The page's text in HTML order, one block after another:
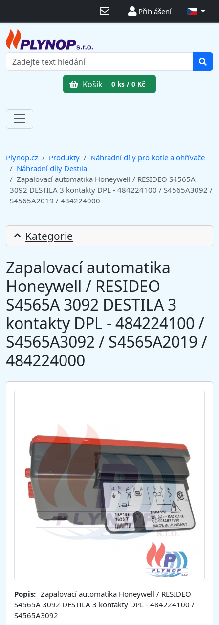
Přihlášení
Košík 0 ks / 0 Kč
Plynop.cz Produkty
Náhradní díly pro kotle a ohřívače
Náhradní díly Destila
Zapalovací automatika Honeywell / RESIDEO S4565A
3092 DESTILA 3 kontakty DPL - 484224100 / S4565A3092 /
S4565A2019 / 484224000
Kategorie
Zapalovací automatika
Honeywell / RESIDEO
S4565A 3092 DESTILA 3
kontakty DPL - 484224100 /
S4565A3092 / S4565A2019 /
484224000
Popis: Zapalovací automatika Honeywell / RESIDEO
S4565A 3092 DESTILA 3 kontakty DPL - 484224100 /
S4565A3092